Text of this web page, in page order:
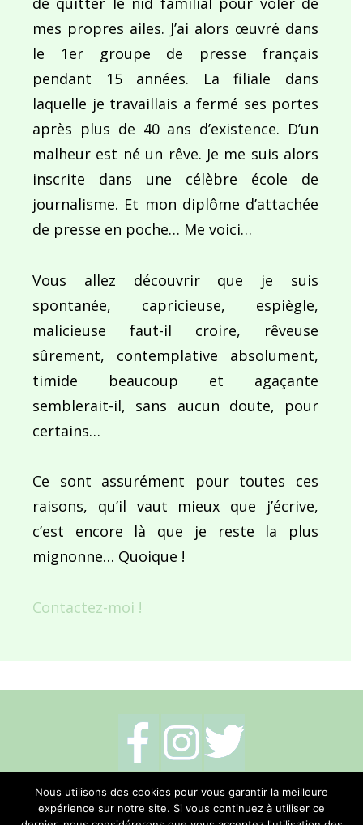
mes propres ailes. J’ai alors œuvré dans
le 1er groupe de presse français
pendant 15 années. La filiale dans
laquelle je travaillais a fermé ses portes
après plus de 40 ans d’existence. D’un
malheur est né un rêve. Je me suis alors
inscrite dans une célèbre école de
journalisme. Et mon diplôme d’attachée
de presse en poche… Me voici…
Vous allez découvrir que je suis
spontanée, capricieuse, espiègle,
malicieuse faut-il croire, rêveuse
sûrement, contemplative absolument,
timide beaucoup et agaçante
semblerait-il, sans aucun doute, pour
certains…
Ce sont assurément pour toutes ces
raisons, qu’il vaut mieux que j’écrive,
c’est encore là que je reste la plus
mignonne… Quoique !
Contactez-moi !
Mentions légales- Politique de cookies-
Me contacter
Nous utilisons des cookies pour vous garantir la meilleure
expérience sur notre site. Si vous continuez à utiliser ce